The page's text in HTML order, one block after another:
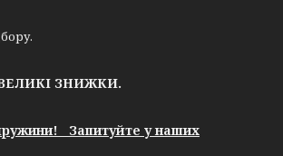
ЗНИЖКИ.
Запитуйте у наших